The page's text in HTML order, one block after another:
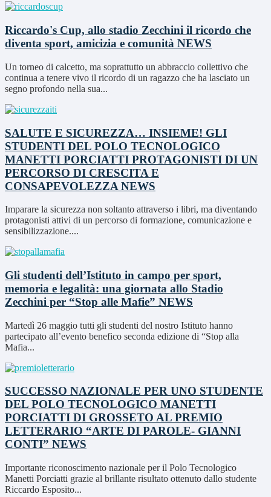
Riccardo's Cup, allo stadio Zecchini il ricordo che
diventa sport, amicizia e comunità NEWS
Un torneo di calcetto, ma soprattutto un abbraccio collettivo che
continua a tenere vivo il ricordo di un ragazzo che ha lasciato un
segno profondo nella sua...
SALUTE E SICUREZZA… INSIEME! GLI
STUDENTI DEL POLO TECNOLOGICO
MANETTI PORCIATTI PROTAGONISTI DI UN
PERCORSO DI CRESCITA E
CONSAPEVOLEZZA NEWS
Imparare la sicurezza non soltanto attraverso i libri, ma diventando
protagonisti attivi di un percorso di formazione, comunicazione e
sensibilizzazione....
Gli studenti dell’Istituto in campo per sport,
memoria e legalità: una giornata allo Stadio
Zecchini per “Stop alle Mafie” NEWS
Martedì 26 maggio tutti gli studenti del nostro Istituto hanno
partecipato all’evento benefico seconda edizione di “Stop alla
Mafia...
SUCCESSO NAZIONALE PER UNO STUDENTE
DEL POLO TECNOLOGICO MANETTI
PORCIATTI DI GROSSETO AL PREMIO
LETTERARIO “ARTE DI PAROLE- GIANNI
CONTI” NEWS
Importante riconoscimento nazionale per il Polo Tecnologico
Manetti Porciatti grazie al brillante risultato ottenuto dallo studente
Riccardo Esposito...